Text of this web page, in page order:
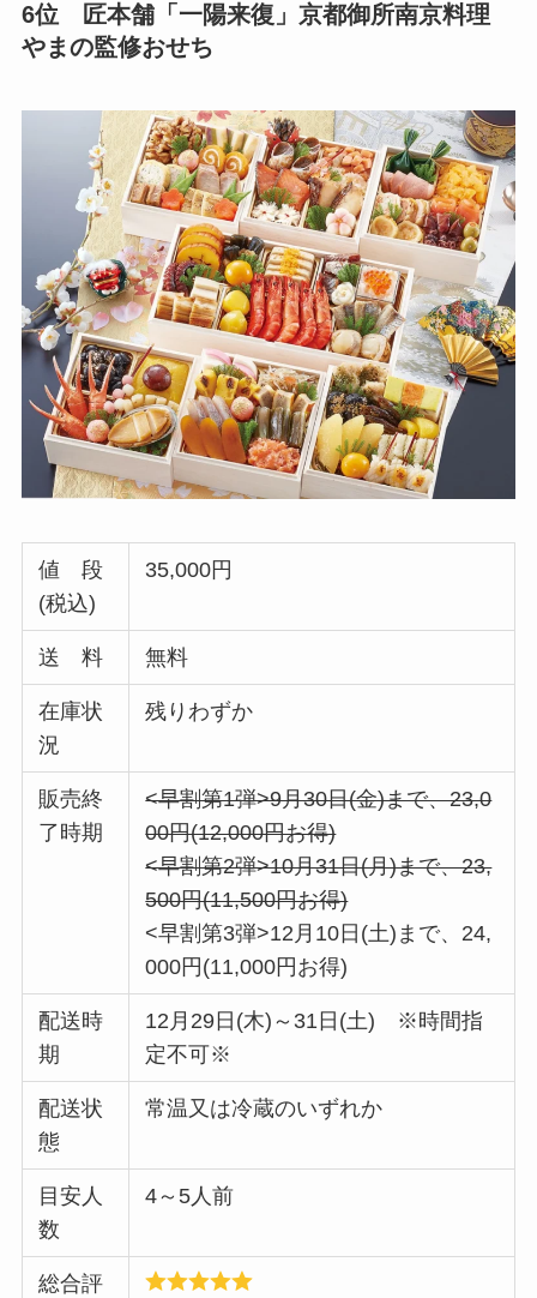
6位 匠本舗「一陽来復」京都御所南京料理
やまの監修おせち
値 段
(税込)
35,000円
送 料 無料
在庫状
況
残りわずか
販売終
了時期
<早割第1弾>9月30日(金)まで、23,0
00円(12,000円お得)
<早割第2弾>10月31日(月)まで、23,
500円(11,500円お得)
<早割第3弾>12月10日(土)まで、24,
000円(11,000円お得)
配送時
期
12月29日(木)～31日(土) ※時間指
定不可※
配送状
態
常温又は冷蔵のいずれか
目安人
数
4～5人前
総合評